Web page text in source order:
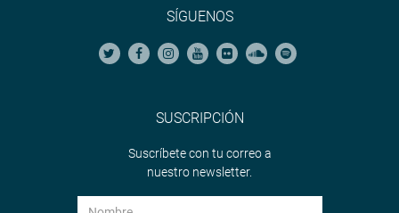
SÍGUENOS
SUSCRIPCIÓN
Suscríbete con tu correo a
nuestro newsletter.